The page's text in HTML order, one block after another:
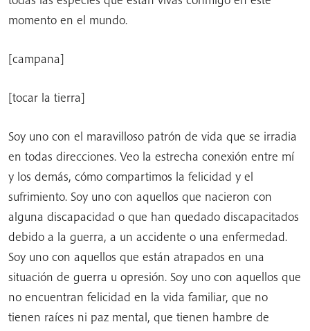
momento en el mundo.
[campana]
[tocar la tierra]
Soy uno con el maravilloso patrón de vida que se irradia
en todas direcciones. Veo la estrecha conexión entre mí
y los demás, cómo compartimos la felicidad y el
sufrimiento. Soy uno con aquellos que nacieron con
alguna discapacidad o que han quedado discapacitados
debido a la guerra, a un accidente o una enfermedad.
Soy uno con aquellos que están atrapados en una
situación de guerra u opresión. Soy uno con aquellos que
no encuentran felicidad en la vida familiar, que no
tienen raíces ni paz mental, que tienen hambre de